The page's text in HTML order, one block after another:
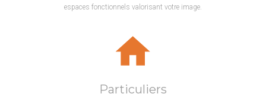
espaces fonctionnels valorisant votre image.
Particuliers